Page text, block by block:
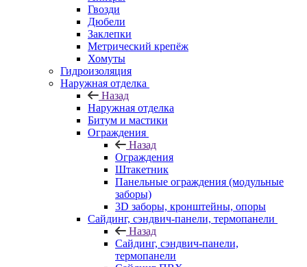
Гвозди
Дюбели
Заклепки
Метрический крепёж
Хомуты
Гидроизоляция
Наружная отделка
Назад
Наружная отделка
Битум и мастики
Ограждения
Назад
Ограждения
Штакетник
Панельные ограждения (модульные
заборы)
3D заборы, кронштейны, опоры
Cайдинг, сэндвич-панели, термопанели
Назад
Cайдинг, сэндвич-панели,
термопанели